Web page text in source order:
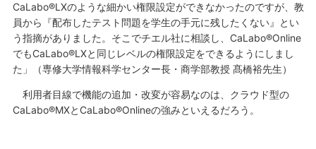
CaLabo®LXのような細かい権限設定ができなかったのですが、教
員から『配布したテスト問題を学生の手元に残したくない』とい
う指摘がありました。そこでチエル社に相談し、CaLabo®Online
でもCaLabo®LXと同じレベルの権限設定をできるようにしまし
た」（専修大学情報科学センター長・商学部教授 髙橋裕先生）
利用者目線で機能の追加・改変が容易なのは、クラウド型の
CaLabo®MXとCaLabo®Onlineの強みといえるだろう。